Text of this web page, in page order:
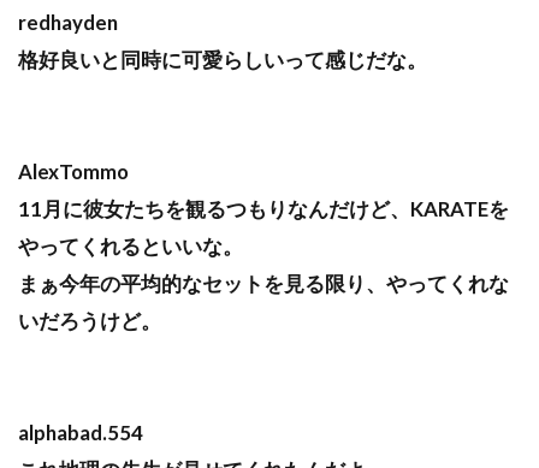
redhayden
格好良いと同時に可愛らしいって感じだな。
AlexTommo
11月に彼女たちを観るつもりなんだけど、KARATEを
やってくれるといいな。
まぁ今年の平均的なセットを見る限り、やってくれな
いだろうけど。
alphabad.554